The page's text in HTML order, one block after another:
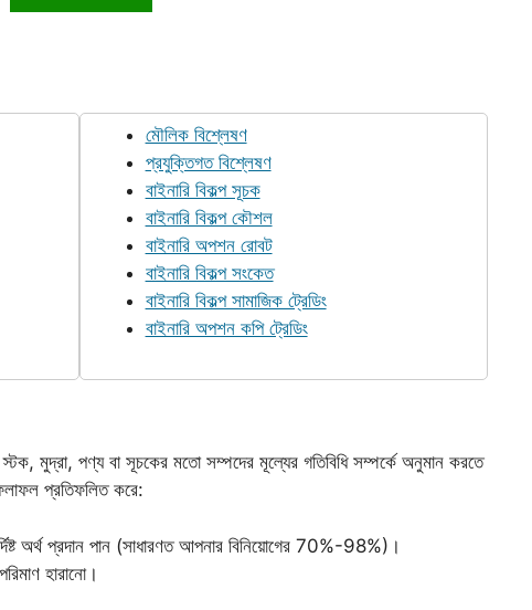
মৌলিক বিশ্লেষণ
প্রযুক্তিগত বিশ্লেষণ
বাইনারি বিকল্প সূচক
বাইনারি বিকল্প কৌশল
বাইনারি অপশন রোবট
বাইনারি বিকল্প সংকেত
বাইনারি বিকল্প সামাজিক ট্রেডিং
বাইনারি অপশন কপি ট্রেডিং
স্টক, মুদ্রা, পণ্য বা সূচকের মতো সম্পদের মূল্যের গতিবিধি সম্পর্কে অনুমান করতে
প্রতিফলিত করে:
অর্থ প্রদান পান (সাধারণত আপনার বিনিয়োগের 70%-98%)।
হারানো।